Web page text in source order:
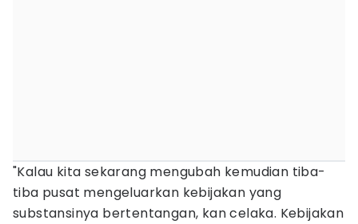
"Kalau kita sekarang mengubah kemudian tiba-
tiba pusat mengeluarkan kebijakan yang
substansinya bertentangan, kan celaka. Kebijakan